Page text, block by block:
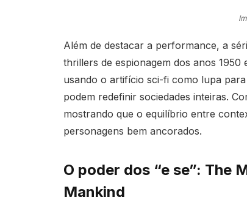
Além de destacar a performance, a
thrillers de espionagem dos anos
usando o artifício sci-fi como lupa
podem redefinir sociedades inteiras.
mostrando que o equilíbrio entre
personagens bem ancorados.
O poder dos “e se”: The
Mankind